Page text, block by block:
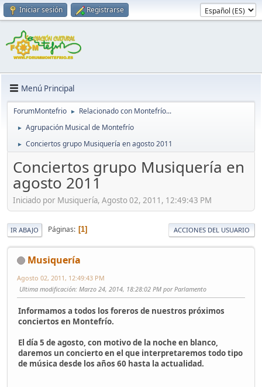
Iniciar sesión Registrarse
Menú Principal
ForumMontefrio ► Relacionado con Montefrío...
► Agrupación Musical de Montefrío
► Conciertos grupo Musiquería en agosto 2011
Conciertos grupo Musiquería en
agosto 2011
Iniciado por Musiquería, Agosto 02, 2011, 12:49:43 PM
IR ABAJO Páginas 1 ACCIONES DEL USUARIO
Musiquería
Agosto 02, 2011, 12:49:43 PM
Ultima modificación: Marzo 24, 2014, 18:28:02 PM por Parlamento
Informamos a todos los foreros de nuestros próximos
conciertos en Montefrío.
El día 5 de agosto, con motivo de la noche en blanco,
daremos un concierto en el que interpretaremos todo tipo
de música desde los años 60 hasta la actualidad.